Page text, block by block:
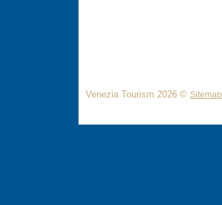
Venezia Tourism 2026 © Sitemap